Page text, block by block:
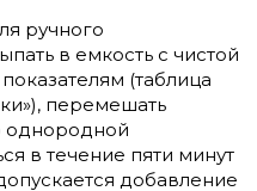
ручного
в емкость с чистой
(таблица
перемешать
однородной
в течение пяти минут
добавление